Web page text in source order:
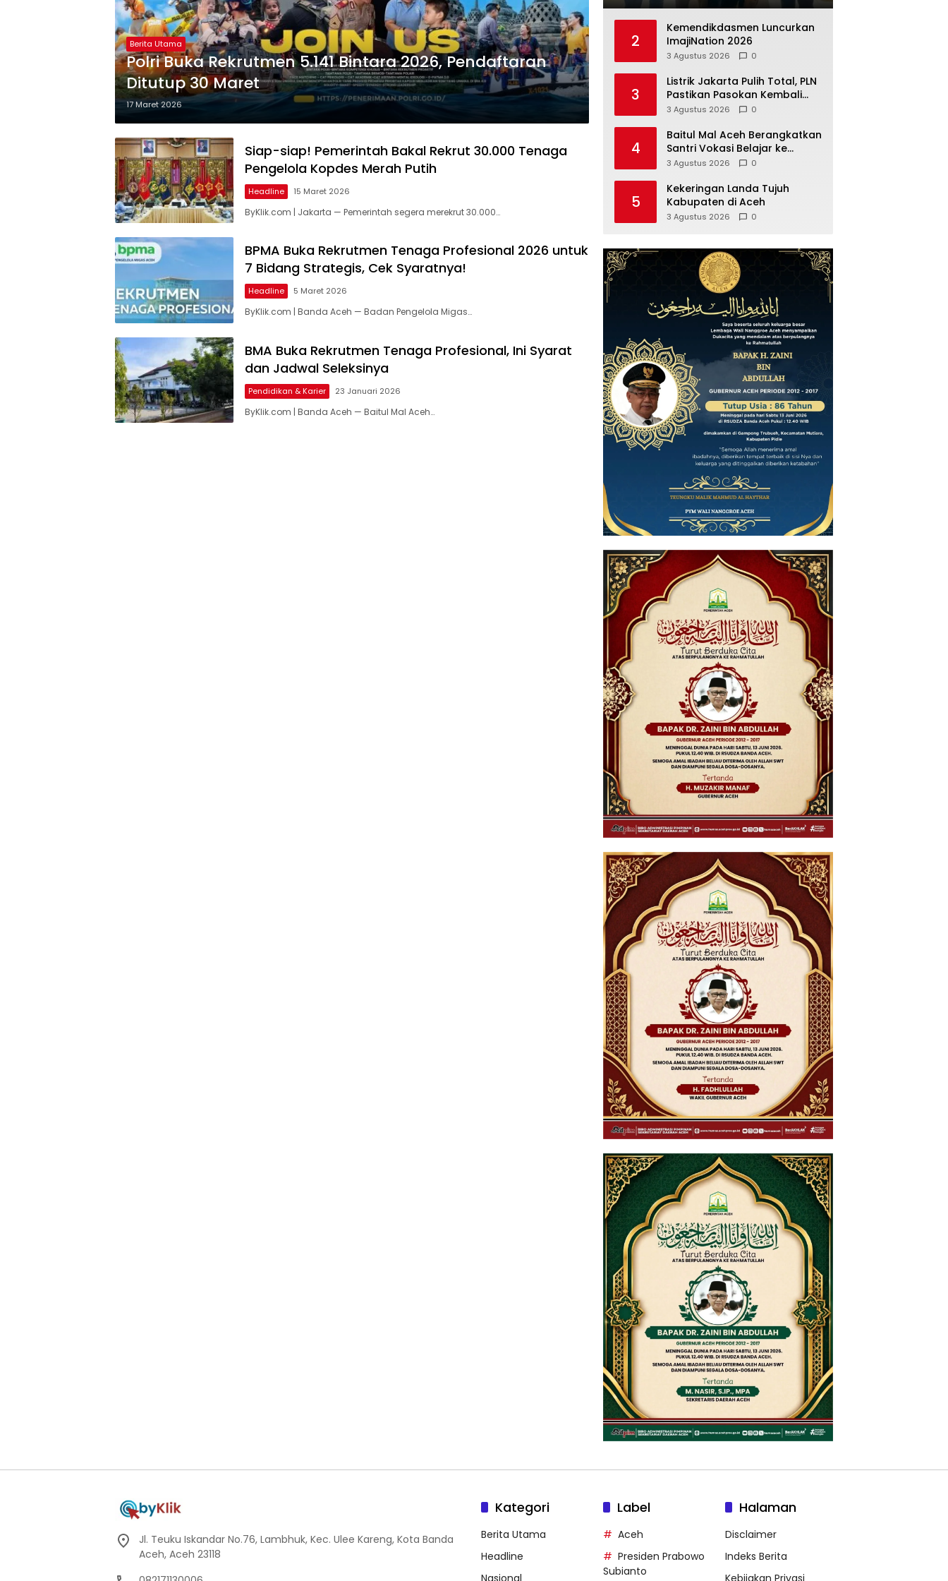
Berita Utama
Polri Buka Rekrutmen 5.141 Bintara 2026, Pendaftaran
Ditutup 30 Maret
17 Maret 2026
Siap-siap! Pemerintah Bakal Rekrut 30.000 Tenaga
Pengelola Kopdes Merah Putih
Headline 15 Maret 2026
ByKlik.com | Jakarta — Pemerintah segera merekrut 30.000…
BPMA Buka Rekrutmen Tenaga Profesional 2026 untuk
7 Bidang Strategis, Cek Syaratnya!
Headline 5 Maret 2026
ByKlik.com | Banda Aceh — Badan Pengelola Migas…
BMA Buka Rekrutmen Tenaga Profesional, Ini Syarat
dan Jadwal Seleksinya
Pendidikan & Karier 23 Januari 2026
ByKlik.com | Banda Aceh — Baitul Mal Aceh…
2
Kemendikdasmen Luncurkan
ImajiNation 2026
3 Agustus 2026 0
3
Listrik Jakarta Pulih Total, PLN
Pastikan Pasokan Kembali
Normal
3 Agustus 2026 0
4
Baitul Mal Aceh Berangkatkan
Santri Vokasi Belajar ke
Jepang
3 Agustus 2026 0
5
Kekeringan Landa Tujuh
Kabupaten di Aceh
3 Agustus 2026 0
Jl. Teuku Iskandar No.76, Lambhuk, Kec. Ulee Kareng, Kota Banda
Aceh, Aceh 23118
Kategori
Berita Utama
Headline
Nasional
Label
Aceh
Presiden Prabowo
Subianto
Halaman
Disclaimer
Indeks Berita
Kebijakan Privasi